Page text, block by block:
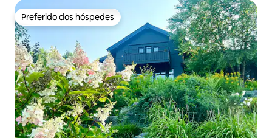
Preferido dos hóspedes
Preferido dos hóspedes